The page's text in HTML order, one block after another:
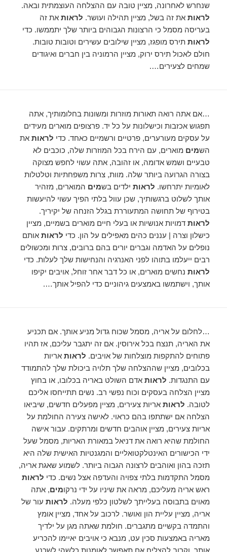
שנחרש לאחרונה, מציין טובה עם ההצלחה העוצמתית ובאה.
לראות את זה בשל, מציין תהילה ועושר. לראות את זה
בעריסה מסמל כי הרצונות הגבוהים ביותר שלך יתממשו. כדי
לראות תירס מופגז, מציין שילובים עשירים וטובות טובות.
חולם לאכול תירס ירוק, מציין הרמוניה בין חברים ואיגודים
שמחים לצעירים….
…אם אתה רואה תאורות מוזרות ומשונות בחלומותיך, אתה
תפגוש אכזבות וכישלונות על כל יד. פרצופים מוארים מעידים
על עסקים מעורערים, פרטיים ורשמיים כאחד. כדי לראות את
השמים מוארים, עם הירח בכל המוזרות שלה, כוכבים לא
טבעיים ושמש אדומה, או זהובה, אתה עשוי לחפש מצוקה
בצורה הגרועה ביותר שלה. מוות, צרות משפחתיות וטלטלות
לאומיות יתרחשו. לראות ילדים בשמים המוארים, מזהיר
אותך לשלוט ברגשותיך, שכן עוול בלתי הפיך עשוי להיעשות
בטירוף של תחושה המתעוררת בגלל הזנחה של יקיריך.
לראות דמויות אנושיות או בעלי חיים מוארים בשמיים, מציין
כישלון וצרה | עננים כהים מאפילים על הון. כדי לראות אותם
נופלים על האדמה וגברים יורים בהם ברובים, צרות ומכשולים
רבים ייעלמו בתוהו לפני האנרגיה והנחישות שלך לעלות. כדי
לראות נחשים מוארים, או כל דבר אחר זוחל, אויבים יקיפו
אותך, וישתמשו באמצעים גיהוניים כדי להפיל אותך….
…לחלום על אריה, מסמל שכוח גדול מניע אותך. אם תכניע
את האריה, תנצח בכל אירוסין. אם זה יתגבר עליכם, אז תהיו
פתוחים להתקפות מוצלחות של אויבים. לראות אריות
בכלובים, מציין שההצלחה שלך תלויה ביכולת שלך להתמודד
עם התנגדות. לראות אדם השולט באריה בכלובו, או בחוץ
מציין הצלחה בעסקים וכוח נפשי רב. נשים תתייחסו אליכם
לטובה. לראות אריות צעירים, מציין מפעלים חדשים, שיביאו
הצלחה אם ישתתפו בהם כראוי. לאישה צעירה החולמת על
אריות צעירים, מציין אוהבים חדשים ומרתקים. עבור אישה
החולמת שהיא רואה את דניאל במאורת האריות, מסמל שעל
ידי הכישורים האינטלקטואליים והמגנטיות האישית שלה היא
תזכה בהון ואוהבים לרצונה הגבוה ביותר. לשמוע שאגת אריה,
מסמל התקדמות בלתי צפויה והעדפה אצל נשים. כדי לראות
ראש אריה מעליכם, מראה את שיניו על ידי נרקומים, אתה
מאוים בתבוסה בעלייתך לשלטון כלפי מעלה. לראות עור של
אריה, מציין עליית הון ואושר. לרכוב על אחד, מציין אומץ
והתמדה בקשיים מתגברים. חולמת שאתה מגן על ילדיך
מאריה באמצעות סכין עט, מנבא כי אויבים יאיימו להכריע
אותך, וקרוב להצליח אם תאפשר לאומנות כלשהי לשכנע